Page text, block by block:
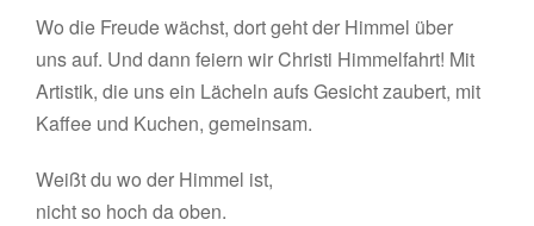
Wo die Freude wächst, dort geht der Himmel über
uns auf. Und dann feiern wir Christi Himmelfahrt! Mit
Artistik, die uns ein Lächeln aufs Gesicht zaubert, mit
Kaffee und Kuchen, gemeinsam.
Weißt du wo der Himmel ist,
nicht so hoch da oben.